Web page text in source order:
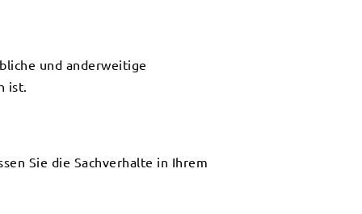
und anderweitige
ist.
Sie die Sachverhalte in Ihrem